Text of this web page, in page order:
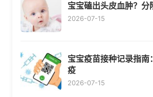
宝宝磕出头皮血肿？分
2026-07-15
宝宝疫苗接种记录指
疫
2026-07-15